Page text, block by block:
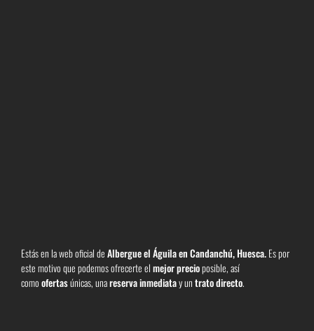
Estás en la web oficial deAlbergue el Águila en Candanchú, Huesca.Es por
este motivo que podemos ofrecerte elmejor precioposible, así
comoofertasúnicas, unareserva inmediatay untrato directo.